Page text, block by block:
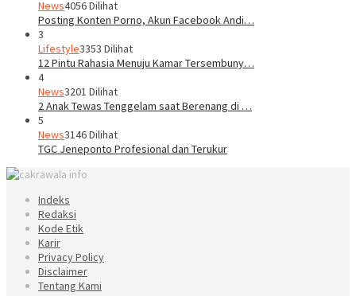
News4056 Dilihat
Posting Konten Porno, Akun Facebook Andi…
3
Lifestyle3353 Dilihat
12 Pintu Rahasia Menuju Kamar Tersembuny…
4
News3201 Dilihat
2 Anak Tewas Tenggelam saat Berenang di …
5
News3146 Dilihat
TGC Jeneponto Profesional dan Terukur
Indeks
Redaksi
Kode Etik
Karir
Privacy Policy
Disclaimer
Tentang Kami